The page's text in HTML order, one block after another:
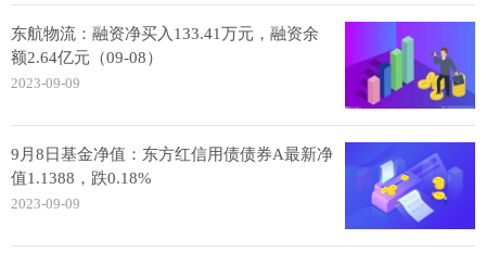
东航物流：融资净买入133.41万元，融资余
额2.64亿元（09-08）
2023-09-09
9月8日基金净值：东方红信用债债券A最新净
值1.1388，跌0.18%
2023-09-09